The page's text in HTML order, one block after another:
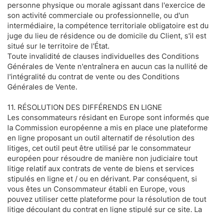
personne physique ou morale agissant dans l'exercice de
son activité commerciale ou professionnelle, ou d'un
intermédiaire, la compétence territoriale obligatoire est du
juge du lieu de résidence ou de domicile du Client, s'il est
situé sur le territoire de l'État.
Toute invalidité de clauses individuelles des Conditions
Générales de Vente n'entraînera en aucun cas la nullité de
l'intégralité du contrat de vente ou des Conditions
Générales de Vente.
11. RÉSOLUTION DES DIFFÉRENDS EN LIGNE
Les consommateurs résidant en Europe sont informés que
la Commission européenne a mis en place une plateforme
en ligne proposant un outil alternatif de résolution des
litiges, cet outil peut être utilisé par le consommateur
européen pour résoudre de manière non judiciaire tout
litige relatif aux contrats de vente de biens et services
stipulés en ligne et / ou en dérivant. Par conséquent, si
vous êtes un Consommateur établi en Europe, vous
pouvez utiliser cette plateforme pour la résolution de tout
litige découlant du contrat en ligne stipulé sur ce site. La